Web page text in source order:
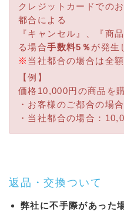
クレジットカードでの
都合による
『キャンセル』、『商
る場合手数料5％が発生
※ 当社都合の場合は全
【例】
価格10,000円の商品を
・お客様のご都合の場
・当社都合の場合：
返品・交換ついて
弊社に不手際があった